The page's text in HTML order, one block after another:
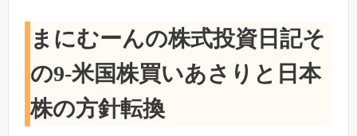
まにむーんの株式投資日記そ
の9-米国株買いあさりと日本
株の方針転換